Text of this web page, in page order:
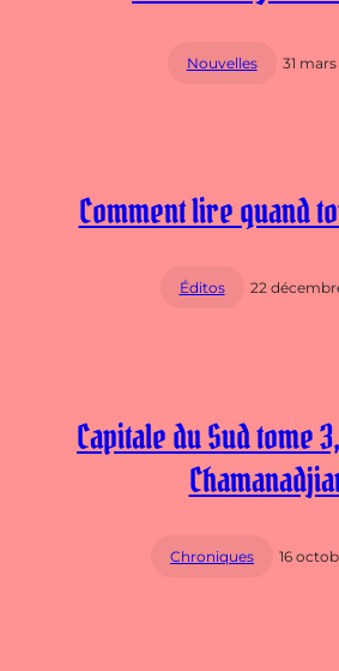
Nouvelles 31
Comment lire quand
Éditos 22
Capitale du Sud tome
Chroniques 16